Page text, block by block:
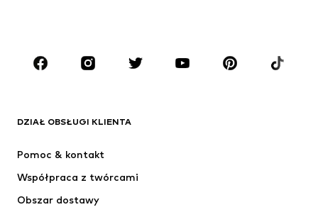
Akcesoria
Premium
Nowości
Kurtki
Bielizna
DZIAŁ OBSŁUGI KLIENTA
Pomoc & kontakt
Współpraca z twórcami
Obszar dostawy